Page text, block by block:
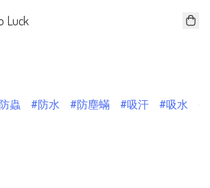
Luck
防蟲 防水 防塵蟎 吸汗 吸水